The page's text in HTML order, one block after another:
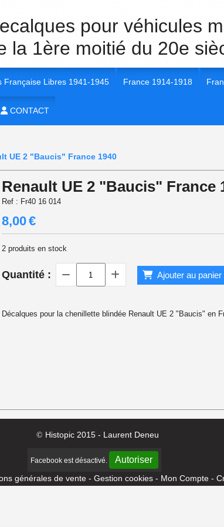
pour véhicules
la 1ère moitié du 20e
et unités
Française Libres 1941-1945
1941-1945
1941-1945
FFL 1941-1945
1941-1945
1941-1945
France 1914-1918
1/16e France 1914-1918
1/
CONTACT
UE 2 "Baucis" France 1940
Renault UE 2 "Baucis" France
Ref : Fr40 16 014
8,00€
2produits en stock
Quantité : Ajouter au panier
Décalques pour la chenillette blindée Renault UE 2 "Baucis" en
© Histopic 2015 - Laurent Deneu
Facebook est désactivé. Autoriser
générales de vente Gestion cookies Mon Compte